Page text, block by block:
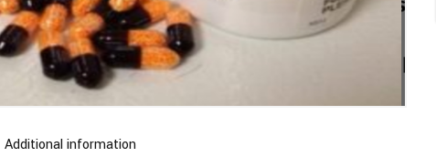
Additional information